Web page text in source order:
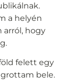
a helyén
arról, hogy
felett egy
bele.